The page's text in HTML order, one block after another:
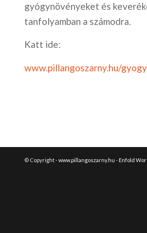
gyógynövényeket és
tanfolyamban a számodra.
Katt ide:
www.pillangoszarny.hu/
© Copyright -www.pillangoszarny.hu - Enfold